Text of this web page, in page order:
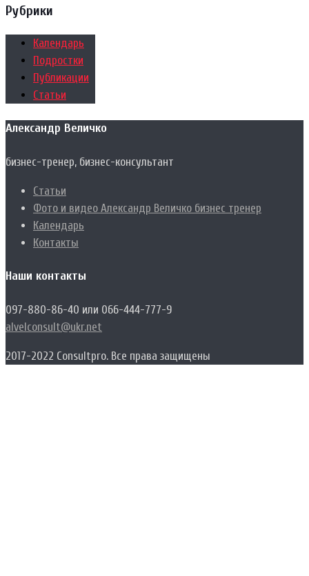
Рубрики
Календарь
Подростки
Публикации
Статьи
Александр Величко
бизнес-тренер, бизнес-консультант
Статьи
Фото и видео Александр Величко бизнес тренер
Календарь
Контакты
Наши контакты
097-880-86-40 или 066-444-777-9
alvelconsult@ukr.net
2017-2022 Consultpro. Все права защищены